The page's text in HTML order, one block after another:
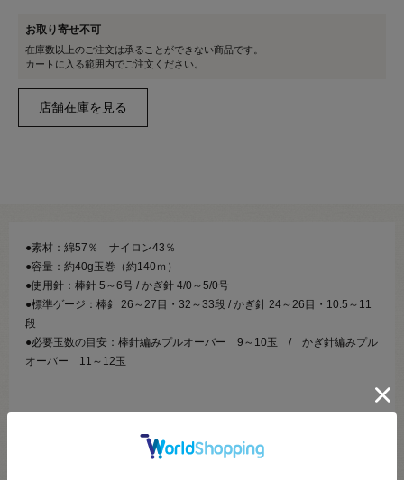
お取り寄せ不可
在庫数以上のご注文は承ることができない商品です。
カートに入る範囲内でご注文ください。
●素材：綿57％ ナイロン43％
●容量：約40g玉巻（約140ｍ）
●使用針：棒針 5～6号 / かぎ針 4/0～5/0号
●標準ゲージ：棒針 26～27目・32～33段 / かぎ針 24～26目・10.5～11
段
●必要玉数の目安：棒針編みプルオーバー 9～10玉 / かぎ針編みプル
オーバー 11～12玉
ラメにも似た光沢感が作品を際立たせるスーパーブライトヤーン。
超長綿とブライトナイロンを組み合わせてリリヤンに編み立てています